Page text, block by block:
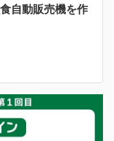
自動販売機を作